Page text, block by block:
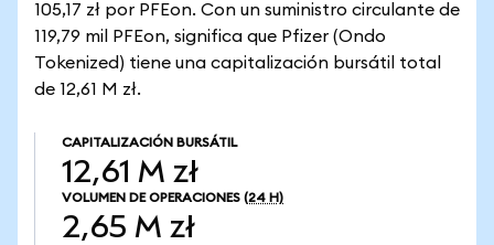
105,17 zł por PFEon. Con un suministro circulante de
119,79 mil PFEon, significa que Pfizer (Ondo
Tokenized) tiene una capitalización bursátil total
de 12,61 M zł.
CAPITALIZACIÓN BURSÁTIL
12,61 M zł
VOLUMEN DE OPERACIONES (24 H)
2,65 M zł